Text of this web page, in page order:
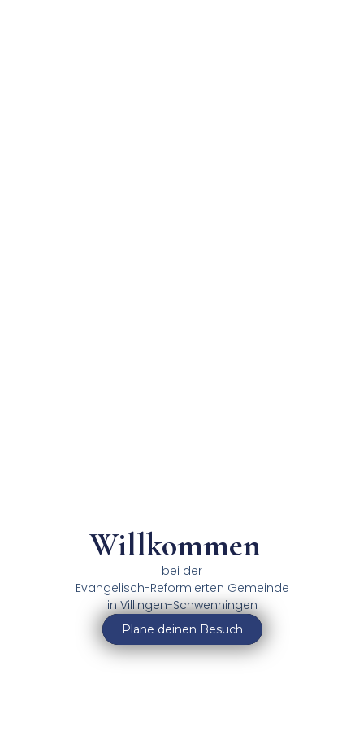
Willkommen
bei der
Evangelisch-Reformierten Gemeinde
in Villingen-Schwenningen
Plane deinen Besuch